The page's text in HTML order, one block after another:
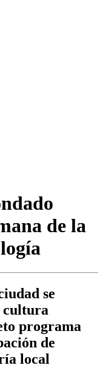
de la
se
cultura
programa
de
local